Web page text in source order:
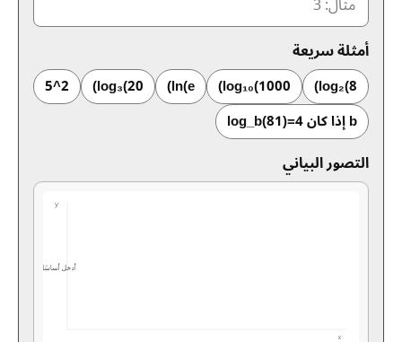
أمثلة سريعة
log₂(8)
log₁₀(1000)
ln(e)
log₃(20)
2^5
b إذا كان log_b(81)=4
التصور البياني